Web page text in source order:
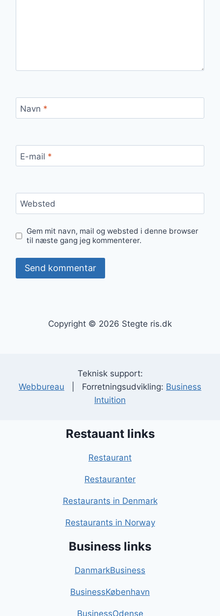
Navn *
E-mail *
Websted
Gem mit navn, mail og websted i denne browser
til næste gang jeg kommenterer.
Copyright © 2026 Stegte ris.dk
Teknisk support:
Webbureau | Forretningsudvikling: Business
Intuition
Restauant links
Restaurant
Restauranter
Restaurants in Denmark
Restaurants in Norway
Business links
DanmarkBusiness
BusinessKøbenhavn
BusinessOdense